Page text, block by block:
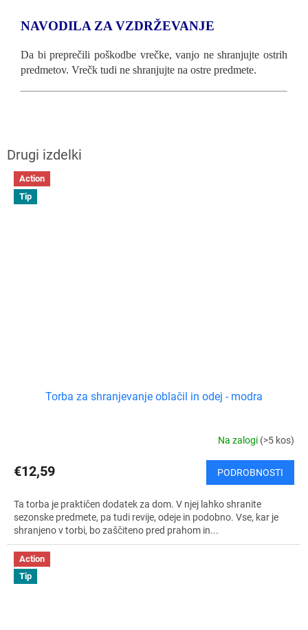
NAVODILA ZA VZDRŽEVANJE
Da bi preprečili poškodbe vrečke, vanjo ne shranjujte ostrih
predmetov. Vrečk tudi ne shranjujte na ostre predmete.
Action
Tip
Torba za shranjevanje oblačil in odej - modra
Na zalogi (>5 kos)
€12,59 PODROBNOSTI
Ta torba je praktičen dodatek za dom. V njej lahko shranite
sezonske predmete, pa tudi revije, odeje in podobno. Vse, kar je
shranjeno v torbi, bo zaščiteno pred prahom in...
Action
Tip